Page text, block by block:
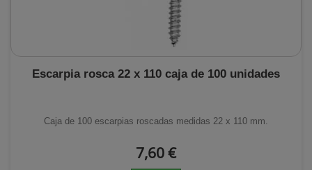
Escarpia rosca 22 x 110 caja de 100 unidades
Caja de 100 escarpias roscadas medidas 22 x 110 mm.
7,60 €